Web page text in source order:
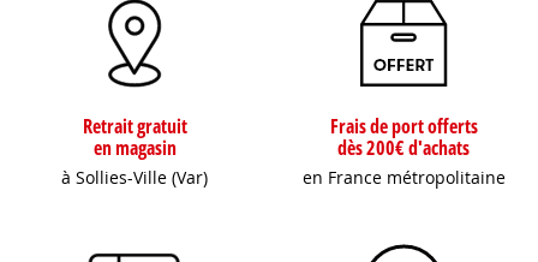
Retrait gratuit
en magasin
à Sollies-Ville (Var)
Frais de port offerts
dès 200€ d'achats
en France métropolitaine